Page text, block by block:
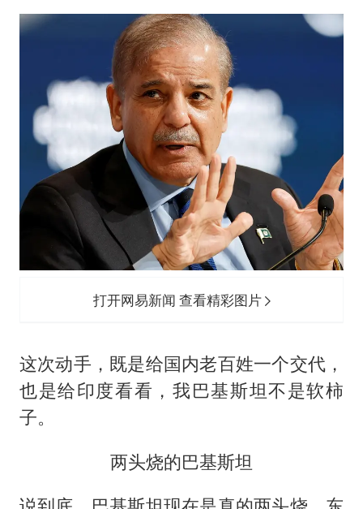
打开网易新闻 查看精彩图片
这次动手，既是给国内老百姓一个交代，
也是给印度看看，我巴基斯坦不是软柿
子。
两头烧的巴基斯坦